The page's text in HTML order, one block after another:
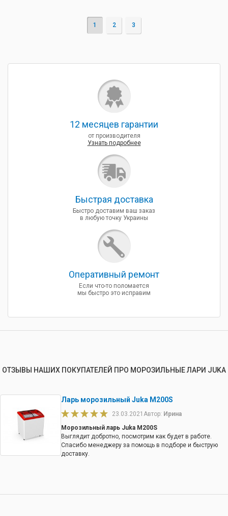
1 2 3
12 месяцев гарантии
от производителя
Узнать подробнее
Быcтрая доставка
Быстро доставим ваш заказ
в любую точку Украины
Оперативный ремонт
Если что-то поломается
мы быстро это исправим
ОТЗЫВЫ НАШИХ ПОКУПАТЕЛЕЙ ПРО МОРОЗИЛЬНЫЕ ЛАРИ JUKA
Ларь морозильный Juka M200S
23.03.2021 Автор: Ирина
Морозильный ларь Juka M200S
Выглядит добротно, посмотрим как будет в работе.
Спасибо менеджеру за помощь в подборе и быструю
доставку.